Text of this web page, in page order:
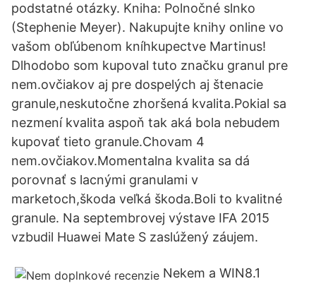
podstatné otázky. Kniha: Polnočné slnko
(Stephenie Meyer). Nakupujte knihy online vo
vašom obľúbenom kníhkupectve Martinus!
Dlhodobo som kupoval tuto značku granul pre
nem.ovčiakov aj pre dospelých aj štenacie
granule,neskutočne zhoršená kvalita.Pokial sa
nezmení kvalita aspoň tak aká bola nebudem
kupovať tieto granule.Chovam 4
nem.ovčiakov.Momentalna kvalita sa dá
porovnať s lacnými granulami v
marketoch,škoda veľká škoda.Boli to kvalitné
granule. Na septembrovej výstave IFA 2015
vzbudil Huawei Mate S zaslúžený záujem.
Nekem a WIN8.1